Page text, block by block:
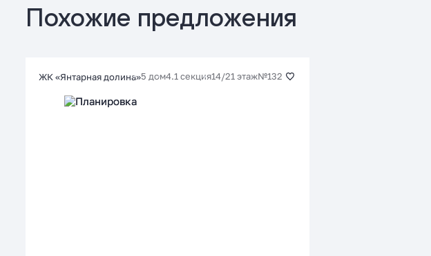
Похожие предложения
ЖК «Янтарная долина»5 дом4.1 секция14/21 этаж№132